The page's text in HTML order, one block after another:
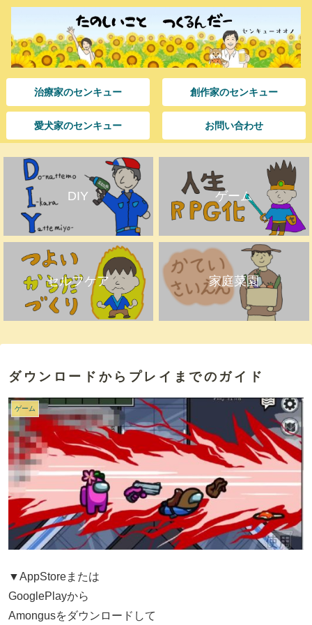
治療家のセンキュー 創作家のセンキュー
愛犬家のセンキュー お問い合わせ
DIY ゲーム
セルフケア 家庭菜園
ダウンロードからプレイまでのガイド
ゲーム
▼AppStoreまたは
GooglePlayから
Amongusをダウンロードして